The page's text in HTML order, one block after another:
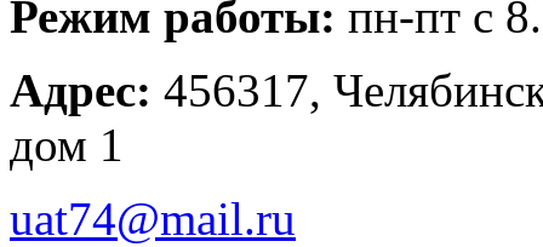
Режим работы: пн-пт с
Адрес: 456317,
дом 1
uat74@mail.ru